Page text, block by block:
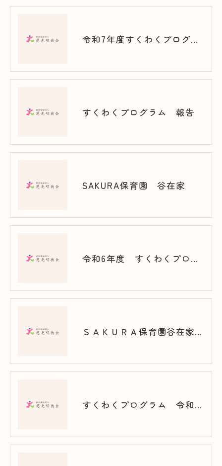
令和7年度すくわくプログラム（竹の塚）
すくわくプログラム 報告
SAKURA保育園 谷在家
令和6年度 すくわくプログラム（谷在家）
ＳＡＫＵＲＡ保育園谷在家 スクワク報告書
すくわくプログラム 令和7年度